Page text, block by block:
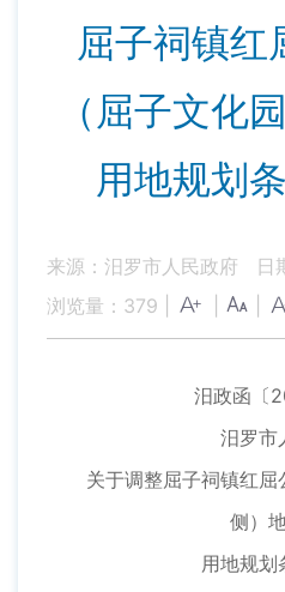
屈子祠镇红
（屈子文化
用地规划
来源：汨罗市人民政府
日
浏览量： 379
汨政函〔
汨罗市
关于调整屈子祠镇红屈
侧）
用地规划